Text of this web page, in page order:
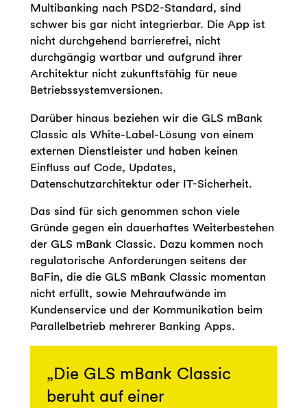
Multibanking nach PSD2-Standard, sind
schwer bis gar nicht integrierbar. Die App ist
nicht durchgehend barrierefrei, nicht
durchgängig wartbar und aufgrund ihrer
Architektur nicht zukunftsfähig für neue
Betriebssystemversionen.
Darüber hinaus beziehen wir die GLS mBank
Classic als White-Label-Lösung von einem
externen Dienstleister und haben keinen
Einfluss auf Code, Updates,
Datenschutzarchitektur oder IT-Sicherheit.
Das sind für sich genommen schon viele
Gründe gegen ein dauerhaftes Weiterbestehen
der GLS mBank Classic. Dazu kommen noch
regulatorische Anforderungen seitens der
BaFin, die die GLS mBank Classic momentan
nicht erfüllt, sowie Mehraufwände im
Kundenservice und der Kommunikation beim
Parallelbetrieb mehrerer Banking Apps.
Die GLS mBank Classic
beruht auf einer